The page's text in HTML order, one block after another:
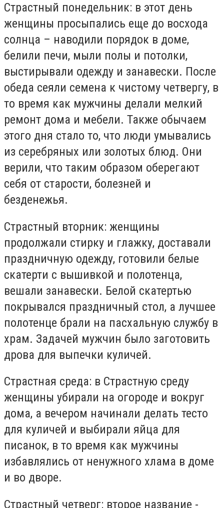
Страстный понедельник: в этот день
женщины просыпались еще до восхода
солнца – наводили порядок в доме,
белили печи, мыли полы и потолки,
выстирывали одежду и занавески. После
обеда сеяли семена к чистому четвергу, в
то время как мужчины делали мелкий
ремонт дома и мебели. Также обычаем
этого дня стало то, что люди умывались
из серебряных или золотых блюд. Они
верили, что таким образом оберегают
себя от старости, болезней и
безденежья.
Страстный вторник: женщины
продолжали стирку и глажку, доставали
праздничную одежду, готовили белые
скатерти с вышивкой и полотенца,
вешали занавески. Белой скатертью
покрывался праздничный стол, а лучшее
полотенце брали на пасхальную службу в
храм. Задачей мужчин было заготовить
дрова для выпечки куличей.
Страстная среда: в Страстную среду
женщины убирали на огороде и вокруг
дома, а вечером начинали делать тесто
для куличей и выбирали яйца для
писанок, в то время как мужчины
избавлялись от ненужного хлама в доме
и во дворе.
Страстный четверг: второе название -